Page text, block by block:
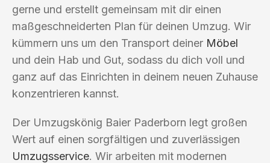
gerne und erstellt gemeinsam mit dir einen
maßgeschneiderten Plan für deinen Umzug. Wir
kümmern uns um den Transport deiner Möbel
und dein Hab und Gut, sodass du dich voll und
ganz auf das Einrichten in deinem neuen Zuhause
konzentrieren kannst.
Der Umzugskönig Baier Paderborn legt großen
Wert auf einen sorgfältigen und zuverlässigen
Umzugsservice. Wir arbeiten mit modernen